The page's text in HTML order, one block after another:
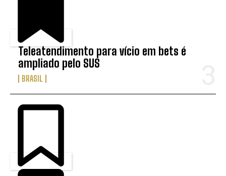
Teleatendimento para vício em bets é
ampliado pelo SUS
BRASIL